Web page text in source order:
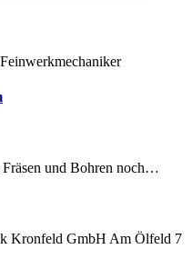
und Bohren noch…
Kronfeld GmbH Am Ölfeld 7